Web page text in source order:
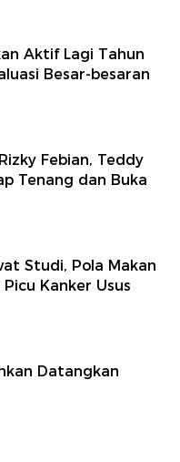
Aktif Lagi Tahun
Besar-besaran
Febian, Teddy
Tenang dan Buka
Studi, Pola Makan
Kanker Usus
Datangkan